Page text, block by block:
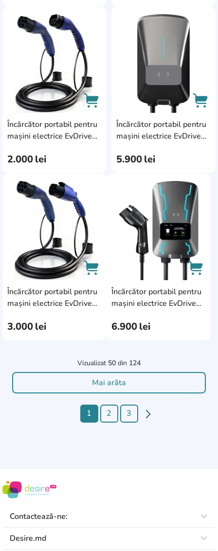
Încărcător portabil pentru
mașini electrice EvDrive
2.000lei
AddCardToFavourite
AddCardToCart
Încărcător portabil pentru
mașini electrice EvDrive
5.900lei
Încărcător portabil pentru
mașini electrice EvDrive
3.000lei
AddCardToFavourite
AddCardToCart
Încărcător portabil pentru
mașini electrice EvDrive
6.900lei
Vizualizat 50 din 124
Mai arăta
1 2 3
Contactează-ne:
Desire.md